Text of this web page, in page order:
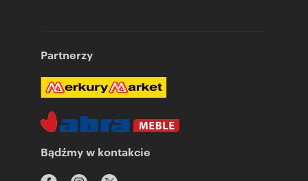
Partnerzy
Bądźmy w kontakcie